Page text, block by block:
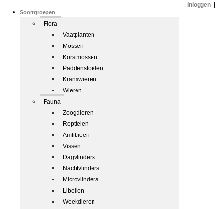
Soortgroepen
Flora
Vaatplanten
Mossen
Korstmossen
Paddenstoelen
Kranswieren
Wieren
Fauna
Zoogdieren
Reptielen
Amfibieën
Vissen
Dagvlinders
Nachtvlinders
Microvlinders
Libellen
Weekdieren
Inloggen